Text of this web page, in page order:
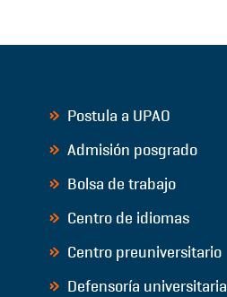
Postula a UPAO
Admisión posgrado
Bolsa de trabajo
Centro de idiomas
Centro preuniversitario
Defensoría universitaria